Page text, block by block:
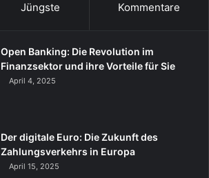
Jüngste Kommentare
Open Banking: Die Revolution im
Finanzsektor und ihre Vorteile für Sie
April 4, 2025
Der digitale Euro: Die Zukunft des
Zahlungsverkehrs in Europa
April 15, 2025